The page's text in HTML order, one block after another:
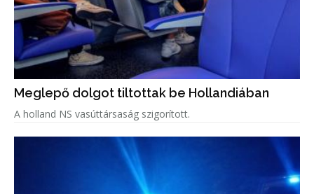
Meglepő dolgot tiltottak be Hollandiában
A holland NS vasúttársaság szigorított.